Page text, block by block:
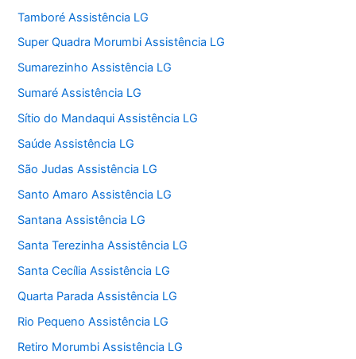
Tamboré Assistência LG
Super Quadra Morumbi Assistência LG
Sumarezinho Assistência LG
Sumaré Assistência LG
Sítio do Mandaqui Assistência LG
Saúde Assistência LG
São Judas Assistência LG
Santo Amaro Assistência LG
Santana Assistência LG
Santa Terezinha Assistência LG
Santa Cecília Assistência LG
Quarta Parada Assistência LG
Rio Pequeno Assistência LG
Retiro Morumbi Assistência LG